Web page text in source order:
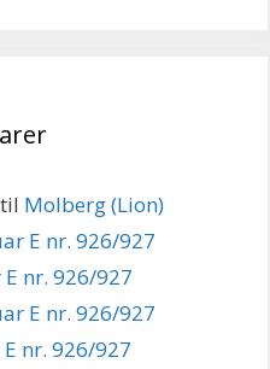
til Molberg (Lion)
E nr. 926/927
E nr. 926/927
E nr. 926/927
E nr. 926/927